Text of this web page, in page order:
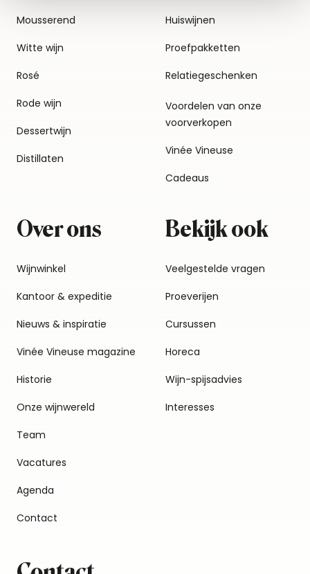
Mousserend
Witte wijn
Rosé
Rode wijn
Dessertwijn
Distillaten
Huiswijnen
Proefpakketten
Relatiegeschenken
Voordelen van onze
voorverkopen
Vinée Vineuse
Cadeaus
Over ons
Wijnwinkel
Kantoor & expeditie
Nieuws & inspiratie
Vinée Vineuse magazine
Historie
Onze wijnwereld
Team
Vacatures
Agenda
Contact
Bekijk ook
Veelgestelde vragen
Proeverijen
Cursussen
Horeca
Wijn-spijsadvies
Interesses